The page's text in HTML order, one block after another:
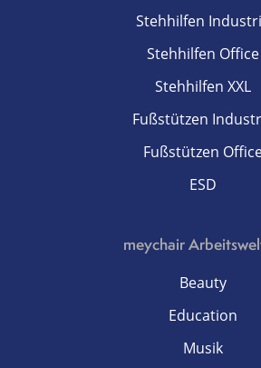
Stehhilfen
Stehhilfen Office
Stehhilfen XXL
Fußstützen
Fußstützen
ESD
meychair
Beauty
Education
Musik